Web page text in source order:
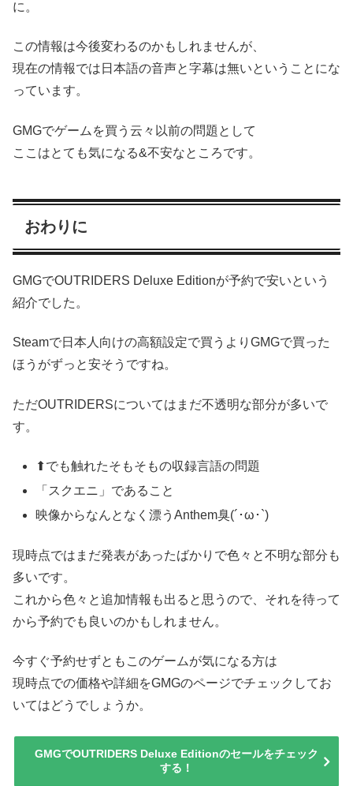
に。
この情報は今後変わるのかもしれませんが、
現在の情報では日本語の音声と字幕は無いということにな
っています。
GMGでゲームを買う云々以前の問題として
ここはとても気になる&不安なところです。
おわりに
GMGでOUTRIDERS Deluxe Editionが予約で安いという
紹介でした。
Steamで日本人向けの高額設定で買うよりGMGで買った
ほうがずっと安そうですね。
ただOUTRIDERSについてはまだ不透明な部分が多いで
す。
⬆でも触れたそもそもの収録言語の問題
「スクエニ」であること
映像からなんとなく漂うAnthem臭(´･ω･`)
現時点ではまだ発表があったばかりで色々と不明な部分も
多いです。
これから色々と追加情報も出ると思うので、それを待って
から予約でも良いのかもしれません。
今すぐ予約せずともこのゲームが気になる方は
現時点での価格や詳細をGMGのページでチェックしてお
いてはどうでしょうか。
GMGでOUTRIDERS Deluxe Editionのセールをチェック
する！